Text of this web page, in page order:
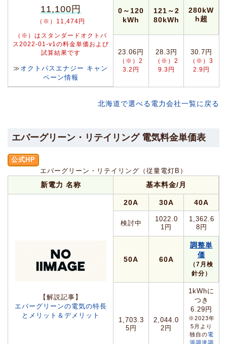
11,100円
（※）11,474円
（※）はスタンダードオクトパ
ス2022-01-v1の料金単価および
試算結果です
≫ オクトパスエナジー キャン
ペーン情報
0～120
kWh
121～2
80kWh
280kW
h超
23.06円
（※）2
3.2円
28.3円
（※）2
9.3円
30.7円
（※）3
2.9円
北海道で選べる電力会社一覧に戻る
エバーグリーン・リテイリング 電気料金単価表
公式HP
エバーグリーン・リテイリング（従量電灯B）
新電力 名称 基本料金/月
【解説記事】
エバーグリーンの電気の特長
とメリット＆デメリット
20A 30A 40A
検討中
1022.0
1円
1,362.6
8円
50A 60A
調整単
価
（7月検
針分）
1,703.3
5円
2,044.0
2円
1kWhに
つき
6.29円
※2023年
5月より
独自の電
源調達調